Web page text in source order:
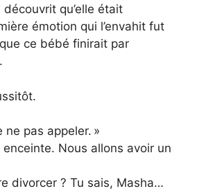
qu’elle était
émotion qui l’envahit fut
ce bébé finirait par
ne pas appeler. »
enceinte. Nous allons avoir un
divorcer ? Tu sais, Masha…